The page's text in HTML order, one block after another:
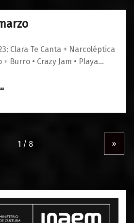
Clara Te Canta + Narcoléptica
+ Burro • Crazy Jam • Playa…
»